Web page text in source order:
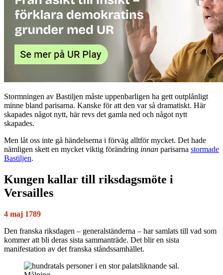
Stormningen av Bastiljen måste uppenbarligen ha gett outplånligt
minne bland parisarna. Kanske för att den var så dramatiskt. Här
skapades något nytt, här revs det gamla ned och något nytt
skapades.
Men låt oss inte gå händelserna i förväg alltför mycket. Det hade
nämligen skett en mycket viktig förändring innan parisarna stormade
Bastiljen.
Kungen kallar till riksdagsmöte i
Versailles
4 maj 1789
Den franska riksdagen – generalständerna – har samlats till vad som
kommer att bli deras sista sammanträde. Det blir en sista
manifestation av det franska ståndssamhället.